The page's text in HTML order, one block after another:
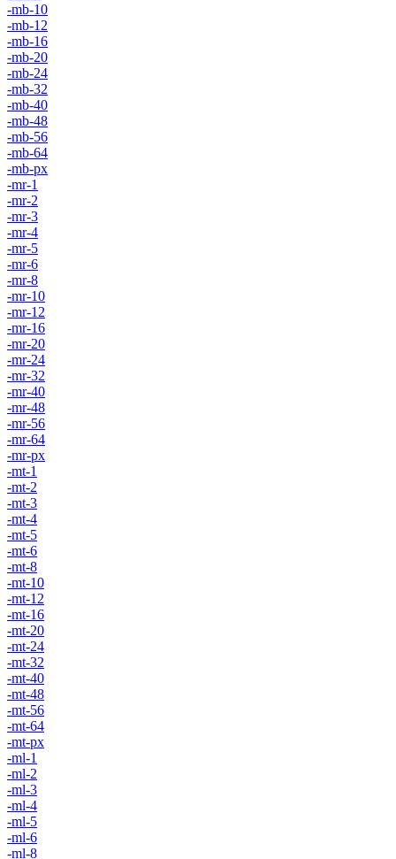
-mb-10
-mb-12
-mb-16
-mb-20
-mb-24
-mb-32
-mb-40
-mb-48
-mb-56
-mb-64
-mb-px
-mr-1
-mr-2
-mr-3
-mr-4
-mr-5
-mr-6
-mr-8
-mr-10
-mr-12
-mr-16
-mr-20
-mr-24
-mr-32
-mr-40
-mr-48
-mr-56
-mr-64
-mr-px
-mt-1
-mt-2
-mt-3
-mt-4
-mt-5
-mt-6
-mt-8
-mt-10
-mt-12
-mt-16
-mt-20
-mt-24
-mt-32
-mt-40
-mt-48
-mt-56
-mt-64
-mt-px
-ml-1
-ml-2
-ml-3
-ml-4
-ml-5
-ml-6
-ml-8